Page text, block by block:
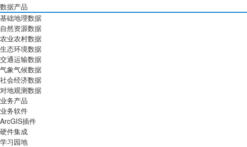
数据产品
基础地理数据
自然资源数据
农业农村数据
生态环境数据
交通运输数据
气象气候数据
社会经济数据
对地观测数据
业务产品
业务软件
ArcGIS插件
硬件集成
学习园地